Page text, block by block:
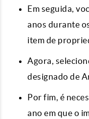
Em seguida,
anos durante
item de
Agora,
designado de
Por fim, é
ano em que o